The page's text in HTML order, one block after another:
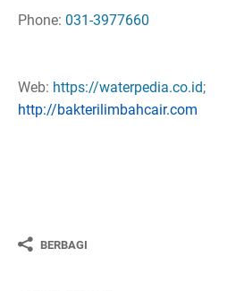
Phone: 031-3977660
Web: https://waterpedia.co.id;
http://bakterilimbahcair.com
BERBAGI